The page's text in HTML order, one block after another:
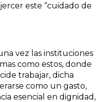
este “cuidado de
vez las instituciones
como estos, donde
trabajar, dicha
como un gasto,
esencial en dignidad,